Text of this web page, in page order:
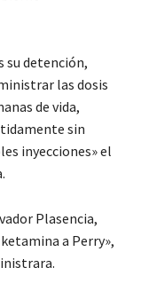
su detención,
las dosis
de vida,
sin
inyecciones» el
Plasencia,
a Perry»,